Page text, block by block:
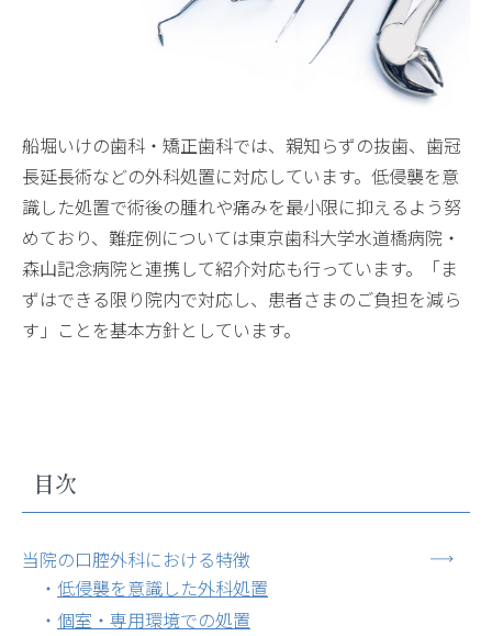
船堀いけの歯科・矯正歯科では、親知らずの抜歯、歯冠
長延長術などの外科処置に対応しています。低侵襲を意
識した処置で術後の腫れや痛みを最小限に抑えるよう努
めており、難症例については東京歯科大学水道橋病院・
森山記念病院と連携して紹介対応も行っています。「ま
ずはできる限り院内で対応し、患者さまのご負担を減ら
す」ことを基本方針としています。
目次
当院の口腔外科における特徴
低侵襲を意識した外科処置
個室・専用環境での処置